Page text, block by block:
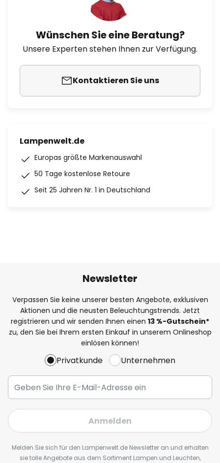
Wünschen Sie eine Beratung?
Unsere Experten stehen Ihnen zur Verfügung.
Kontaktieren Sie uns
Lampenwelt.de
Europas größte Markenauswahl
50 Tage kostenlose Retoure
Seit 25 Jahren Nr. 1 in Deutschland
Newsletter
Verpassen Sie keine unserer besten Angebote, exklusiven
Aktionen und die neusten Beleuchtungstrends. Jetzt
registrieren und wir senden Ihnen einen 13 %-Gutschein*
zu, den Sie bei Ihrem ersten Einkauf in unserem Onlineshop
einlösen können!
Privatkunde Unternehmen
Anmelden
Melden Sie sich für den Lampenwelt.de Newsletter an und erhalten
sie tolle Angebote aus dem Sortiment Lampen und Leuchten,